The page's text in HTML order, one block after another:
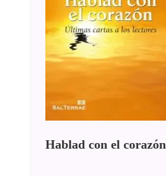
Hablad con el corazón